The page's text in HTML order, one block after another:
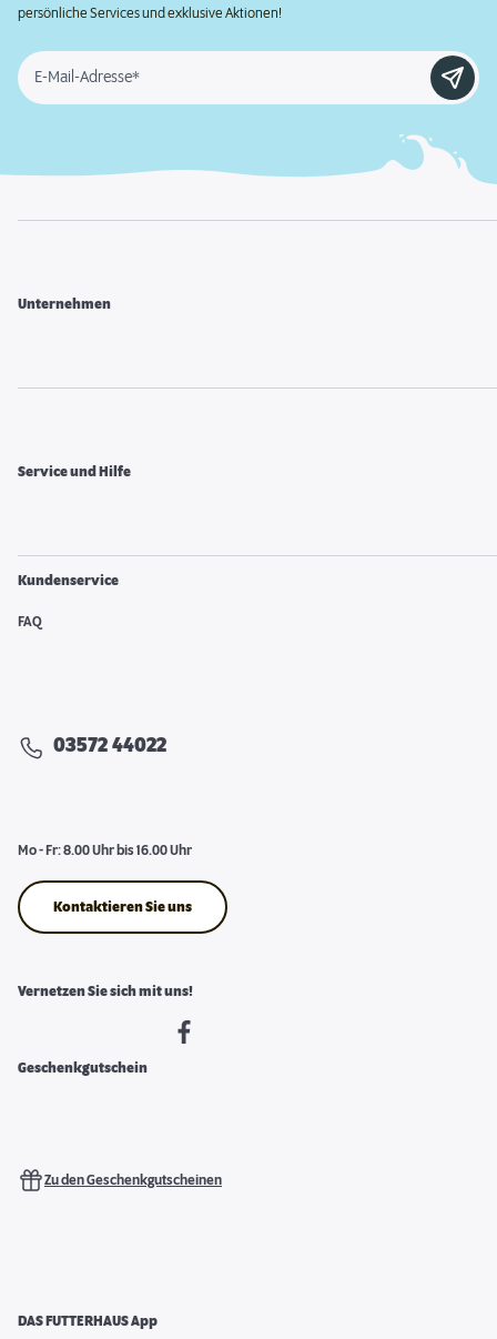
persönliche Services und exklusive Aktionen!
E-Mail-Adresse*
Unternehmen
Service und Hilfe
Kundenservice
FAQ
03572 44022
Mo - Fr: 8.00 Uhr bis 16.00 Uhr
Kontaktieren Sie uns
Vernetzen Sie sich mit uns!
Geschenkgutschein
Zu den Geschenkgutscheinen
DAS FUTTERHAUS App